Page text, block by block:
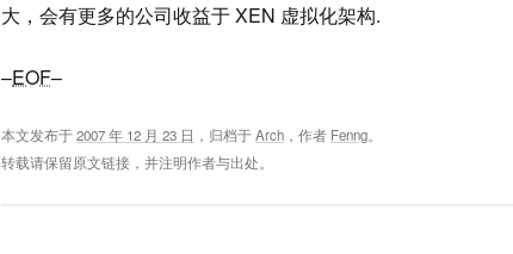
大，会有更多的公司收益于 XEN 虚拟化架构.
–EOF–
本文发布于2007 年 12 月 23 日 ，归档于Arch ，作者 Fenng。
转载请保留原文链接，并注明作者与出处。